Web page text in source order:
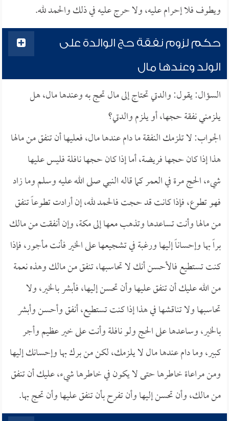
ويطوف فلا إحرام عليه، ولا حرج عليه في ذلك والحمد لله.
حكم لزوم نفقة حج الوالدة على
الولد وعندها مال
السؤال: يقول: والدتي تحتاج إلى مال تحج به وعندها مال، هل
يلزمني نفقة حجها، أو يلزم والدتي؟
الجواب: لا تلزمك النفقة ما دام عندها مال، فعليها أن تنفق من مالها
هذا إذا كان حجها فريضة، أما إذا كان حجها نافلة فليس عليها
شيء، الحج مرة في العمر كما قاله النبي صلى الله عليه وسلم وما زاد
فهو تطوع، فإذا كانت قد حجت فالحمد لله، إن أرادت تطوعاً تنفق
من مالها وأنت تساعدها وتذهب معها إلى مكة، وإن أنفقت من مالك
براً بها وإحساناً إليها ورغبة في تشجيعها على الخير فأنت مأجور، فإذا
كنت تستطيع فالأحسن أنك لا تحاسبها، تنفق من مالك وهذه نعمة
من الله عليك أن تنفق عليها وأن تحسن إليها، فأبشر بالخير، ولا
تحاسبها ولا تناقشها في هذا إذا كنت تستطيع، أنفق وأحسن وأبشر
بالخير، وساعدها على الحج ولو نافلة وأنت على خير عظيم وأجر
كبير، وما دام عندها مال لا يلزمك، لكن من برك بها وإحسانك إليها
ومن مراعاة خاطرها حتى لا يكون في خاطرها شيء، عليك أن تنفق
من مالك، وأن تحسن إليها وأن تفرح بأن تنفق عليها وأن تحج بها.